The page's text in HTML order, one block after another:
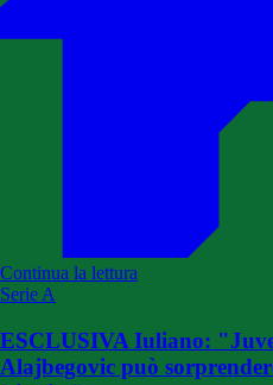
Continua la lettura
Serie A
ESCLUSIVA Iuliano:
Alajbegovic può